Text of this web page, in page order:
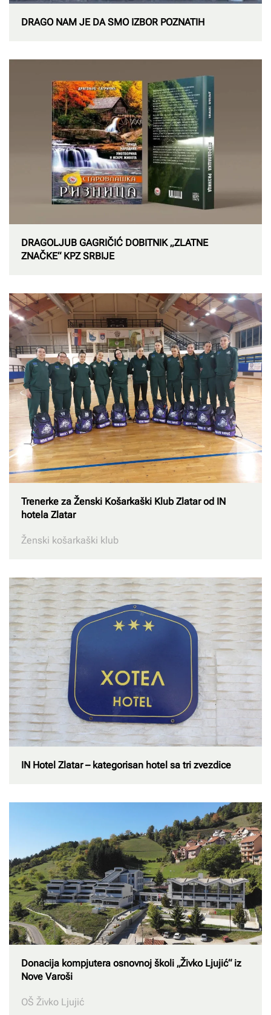
DRAGO NAM JE DA SMO IZBOR POZNATIH
DRAGOLJUB GAGRIČIĆ DOBITNIK „ZLATNE
ZNAČKE“ КPZ SRBIJE
Trenerke za Ženski Košarkaški Klub Zlatar od IN
hotela Zlatar
Ženski košarkaški klub
IN Hotel Zlatar – kategorisan hotel sa tri zvezdice
Donacija kompjutera osnovnoj školi „Živko Ljujić“ iz
Nove Varoši
OŠ Živko Ljujić